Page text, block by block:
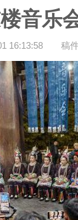
音乐
16:13:58 稿